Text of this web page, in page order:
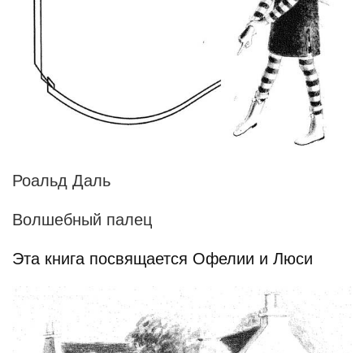
Роальд Даль
Волшебный палец
Эта книга посвящается Офелии и Люси